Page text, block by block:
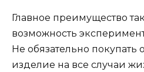
Главное преимущество
возможность
Не обязательно покупать
изделие на все случаи